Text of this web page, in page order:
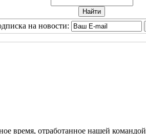
на новости:
время, отработанное нашей командой